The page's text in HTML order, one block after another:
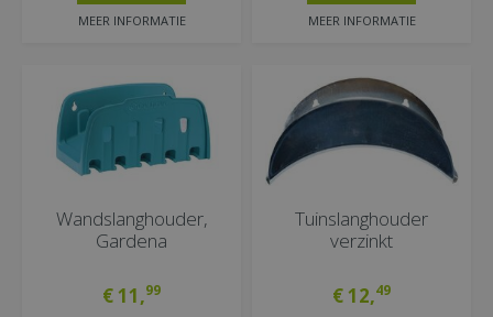
MEER INFORMATIE MEER INFORMATIE
Wandslanghouder,
Gardena
€11,99
Tuinslanghouder
verzinkt
€12,49